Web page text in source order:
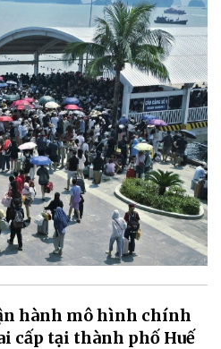
hành mô hình chính
cấp tại thành phố Huế